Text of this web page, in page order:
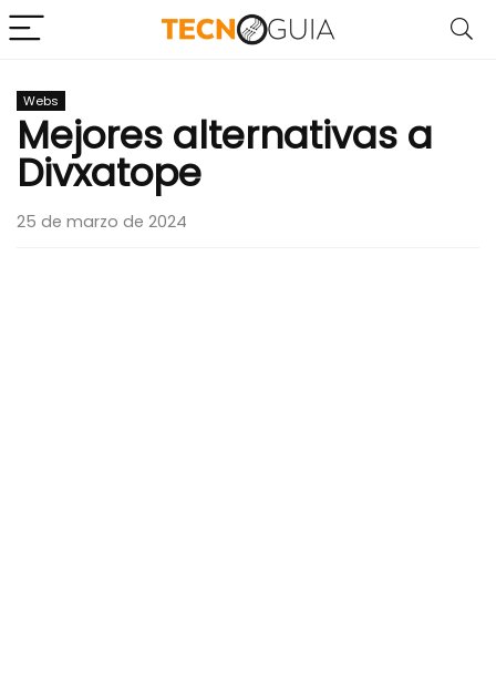
Webs
Mejores alternativas a
Divxatope
25 de marzo de 2024